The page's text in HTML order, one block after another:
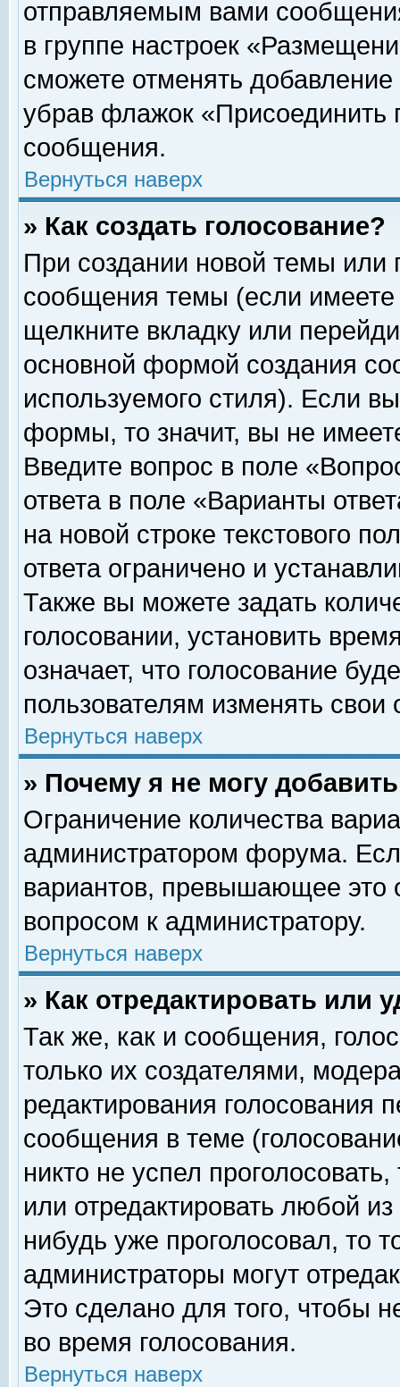
отправляемым вами
в группе настроек
сможете отменять
убрав флажок «Присоединить
сообщения.
Вернуться наверх
» Как создать голосование?
При создании новой темы или
сообщения темы (если
щелкните вкладку или
основной формой создания
используемого стиля). Если
формы, то значит, вы не
Введите вопрос в поле
ответа в поле «Варианты
на новой строке текстового
ответа ограничено и
Также вы можете задать
голосовании, установить
означает, что голосование
пользователям изменять свои
Вернуться наверх
» Почему я не могу
Ограничение количества
администратором форума.
вариантов, превышающее это
вопросом к администратору.
Вернуться наверх
» Как отредактировать или
Так же, как и сообщения,
только их создателями,
редактирования голосования
сообщения в теме
никто не успел
или отредактировать любой
нибудь уже проголосовал, то
администраторы могут
Это сделано для того, чтобы
во время голосования.
Вернуться наверх